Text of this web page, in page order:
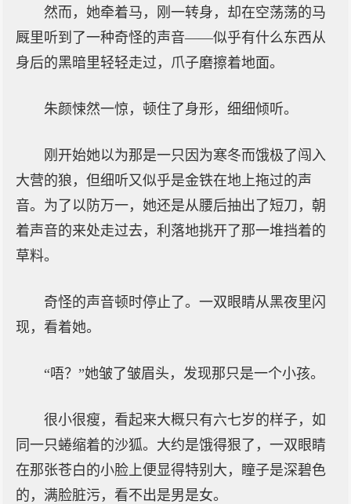
然而，她牵着马，刚一转身，却在空荡荡的马
厩里听到了一种奇怪的声音——似乎有什么东西从
身后的黑暗里轻轻走过，爪子磨擦着地面。
朱颜悚然一惊，顿住了身形，细细倾听。
刚开始她以为那是一只因为寒冬而饿极了闯入
大营的狼，但细听又似乎是金铁在地上拖过的声
音。为了以防万一，她还是从腰后抽出了短刀，朝
着声音的来处走过去，利落地挑开了那一堆挡着的
草料。
奇怪的声音顿时停止了。一双眼睛从黑夜里闪
现，看着她。
“唔？”她皱了皱眉头，发现那只是一个小孩。
很小很瘦，看起来大概只有六七岁的样子，如
同一只蜷缩着的沙狐。大约是饿得狠了，一双眼睛
在那张苍白的小脸上便显得特别大，瞳子是深碧色
的，满脸脏污，看不出是男是女。